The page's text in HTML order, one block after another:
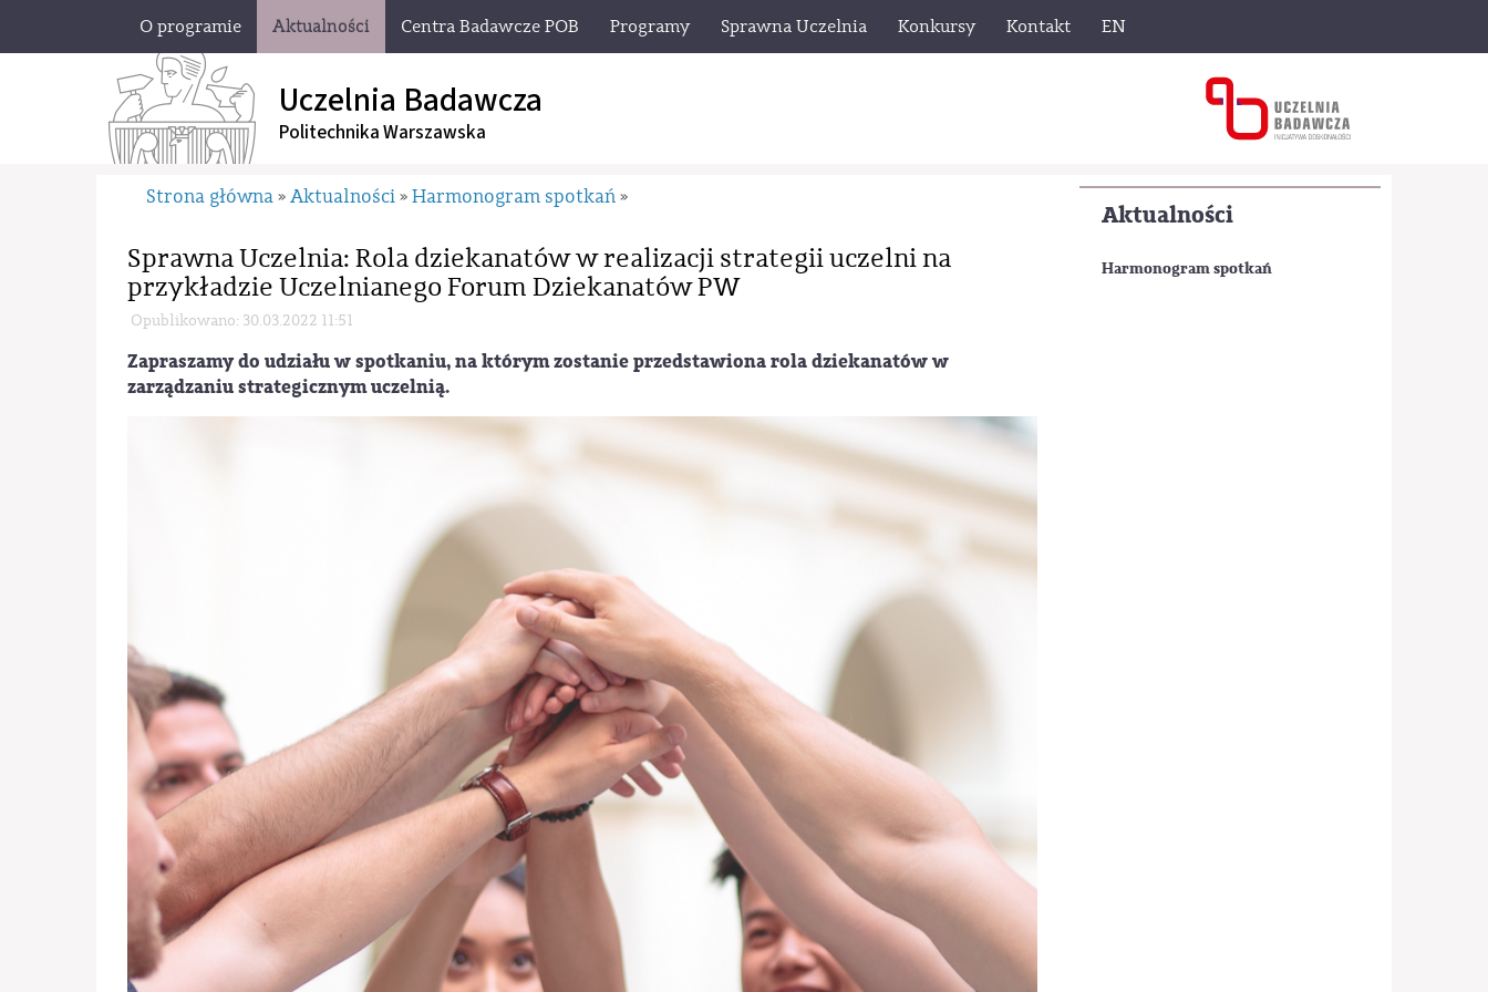
O programie Aktualności Centra Badawcze POB Programy Sprawna Uczelnia Konkursy Kontakt EN
Uczelnia Badawcza
Politechnika Warszawska
Aktualności
Harmonogram spotkań
Strona główna » Aktualności » Harmonogram spotkań »
Sprawna Uczelnia: Rola dziekanatów w realizacji strategii uczelni na
przykładzie Uczelnianego Forum Dziekanatów PW
Opublikowano: 30.03.2022 11:51
Zapraszamy do udziału w spotkaniu, na którym zostanie przedstawiona rola dziekanatów w
zarządzaniu strategicznym uczelnią.